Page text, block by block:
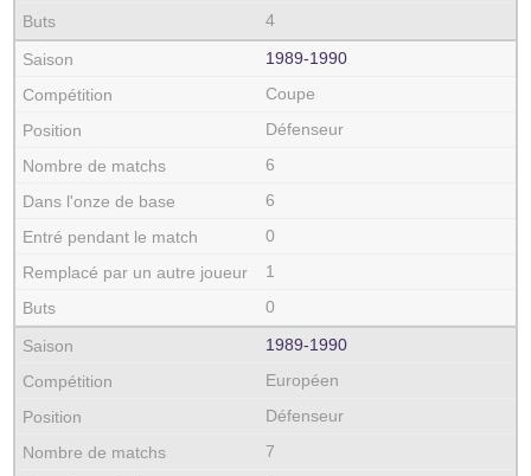
4
1989‑1990
Coupe
Défenseur
6
6
0
1
0
1989‑1990
Européen
Défenseur
7